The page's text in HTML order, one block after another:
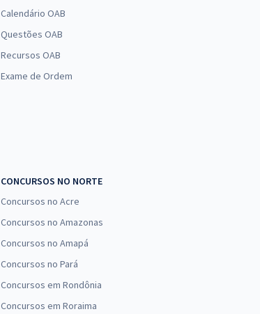
Calendário OAB
Questões OAB
Recursos OAB
Exame de Ordem
CONCURSOS NO NORTE
Concursos no Acre
Concursos no Amazonas
Concursos no Amapá
Concursos no Pará
Concursos em Rondônia
Concursos em Roraima